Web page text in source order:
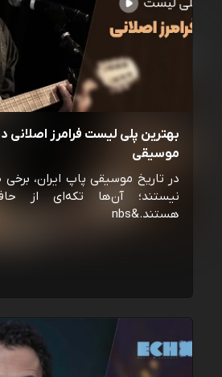
بهترین پلی لیست فرامرز اصلانی
موسیقی
در تاریخ موسیقی پاپ ایران،
نیستند؛ آن‌ها تکه‌ای از
هستند.&nbs